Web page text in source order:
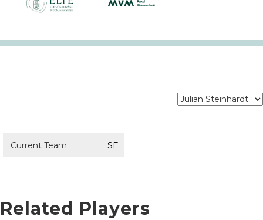
Current Team SE
Related Players